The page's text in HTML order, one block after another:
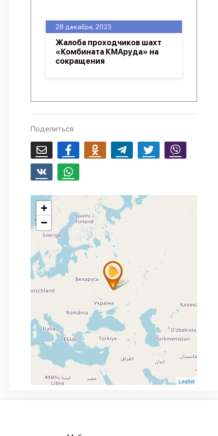
Политика конфиденциальности
28 декабря, 2023
Жалоба проходчиков шахт
«Комбината КМАруда» на
сокращения
Поделиться
+
−
Leaflet